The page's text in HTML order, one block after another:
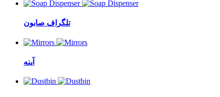
تلگراف صابون
آینه